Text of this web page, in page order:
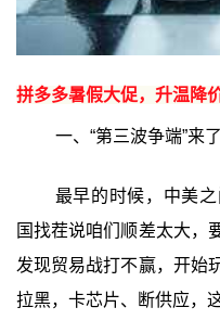
拼多多暑假大促，升温降
一、“第三波争端”来
最早的时候，中美
国找茬说咱们顺差太大，
发现贸易战打不赢，开始
拉黑，卡芯片、断供应，